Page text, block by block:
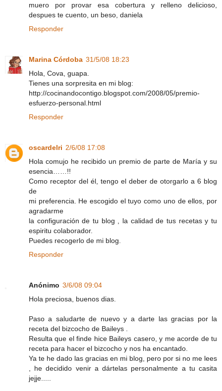
muero por provar esa cobertura y relleno delicioso,
despues te cuento, un beso, daniela
Responder
Marina Córdoba 31/5/08 18:23
Hola, Cova, guapa.
Tienes una sorpresita en mi blog:
http://cocinandocontigo.blogspot.com/2008/05/premio-
esfuerzo-personal.html
Responder
oscardelri 2/6/08 17:08
Hola comujo he recibido un premio de parte de María y su
esencia……!!
Como receptor del él, tengo el deber de otorgarlo a 6 blog
de
mi preferencia. He escogido el tuyo como uno de ellos, por
agradarme
la configuración de tu blog , la calidad de tus recetas y tu
espiritu colaborador.
Puedes recogerlo de mi blog.
Responder
Anónimo 3/6/08 09:04
Hola preciosa, buenos dias.
Paso a saludarte de nuevo y a darte las gracias por la
receta del bizcocho de Baileys .
Resulta que el finde hice Baileys casero, y me acorde de tu
receta para hacer el bizcocho y nos ha encantado.
Ya te he dado las gracias en mi blog, pero por si no me lees
, he decidido venir a dártelas personalmente a tu casita
jejje.....